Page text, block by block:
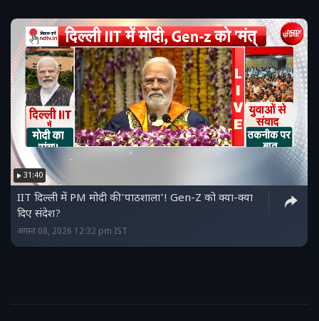
31:40
IIT दिल्ली में PM मोदी की 'पाठशाला'! Gen-Z को क्या-क्या
दिए संदेश?
अगस्त 08, 2026 12:32 pm IST